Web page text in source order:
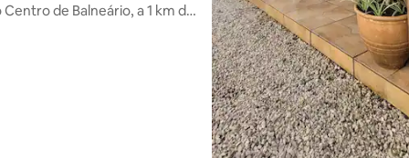
de Balneário, a 1 km da